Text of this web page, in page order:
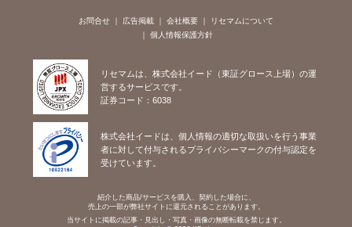
お問合せ 広告掲載 会社概要
リセマムについて
個人情報保護方針
リセマムは、株式会社イード（東証グロース上場）の運
営するサービスです。
証券コード：6038
株式会社イードは、個人情報の適切な取扱いを行う事業
者に対して付与されるプライバシーマークの付与認定を
受けています。
紹介した商品/サービスを購入、契約した場合に、
売上の一部が弊社サイトに還元されることがあります。
当サイトに掲載の記事・見出し・写真・画像の無断転載を禁じます。